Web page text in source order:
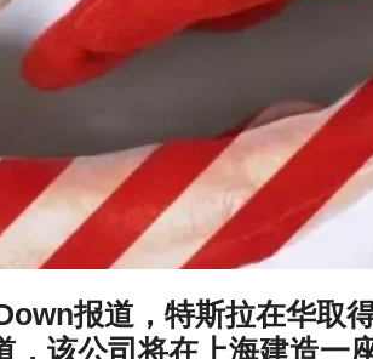
报道，特斯拉在华取
，该公司将在上海建造一